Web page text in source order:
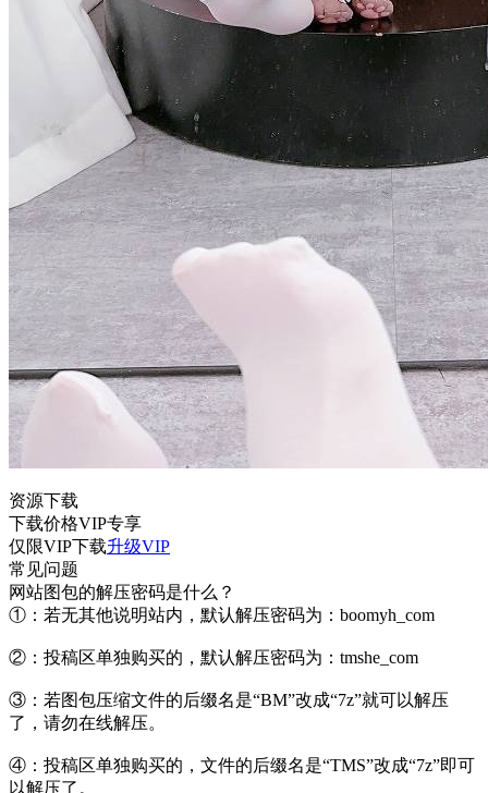
资源下载
下载价格VIP专享
仅限VIP下载升级VIP
常见问题
网站图包的解压密码是什么？
①：若无其他说明站内，默认解压密码为：boomyh_com
②：投稿区单独购买的，默认解压密码为：tmshe_com
③：若图包压缩文件的后缀名是“BM”改成“7z”就可以解压
了，请勿在线解压。
④：投稿区单独购买的，文件的后缀名是“TMS”改成“7z”即可
以解压了。